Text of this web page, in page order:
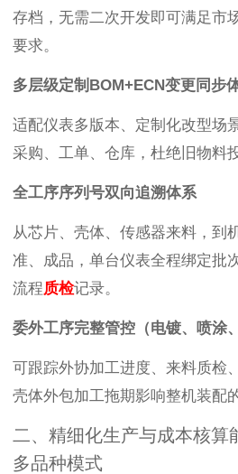
存档，无需二次开发即可满足市
要求。
多层级定制BOM+ECN变更同步
适配仪表多版本、定制化改型场
采购、工单、仓库，杜绝旧物料
全工序序列号双向追溯体系
从芯片、壳体、传感器来料，到
准、成品，单台仪表全程绑定批
流程质检记录。
委外工序完整管控（电镀、喷涂
可跟踪外协加工进度、来料质检
壳体外包加工拖期影响整机装配
二、精细化生产与成本核算
多品种模式